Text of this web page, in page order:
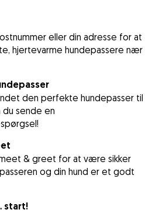
eller din adresse for at
hjertevarme hundepassere nær
den perfekte hundepasser til
du sende en
& greet for at være sikker
og din hund er et godt
start!